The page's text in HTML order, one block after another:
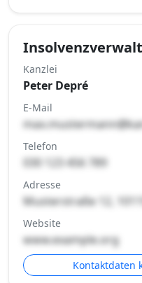
Kanzlei
Peter Depré
E-Mail
Telefon
030 123 456 789
Adresse
Musterstraße 12,
Website
www.example.org
Kontaktdaten